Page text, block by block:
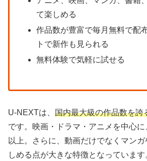
て楽しめる
作品数が豊富で毎月無料で配
トで新作も見られる
無料体験で気軽に試せる
U-NEXTは、 国内最大級の作品数を誇
です。映画・ドラマ・アニメを中心
以上。さらに、動画だけでなくマン
しめる点が大きな特徴となっています